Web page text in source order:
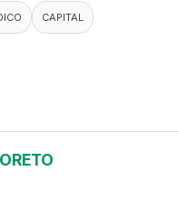
CAPITAL